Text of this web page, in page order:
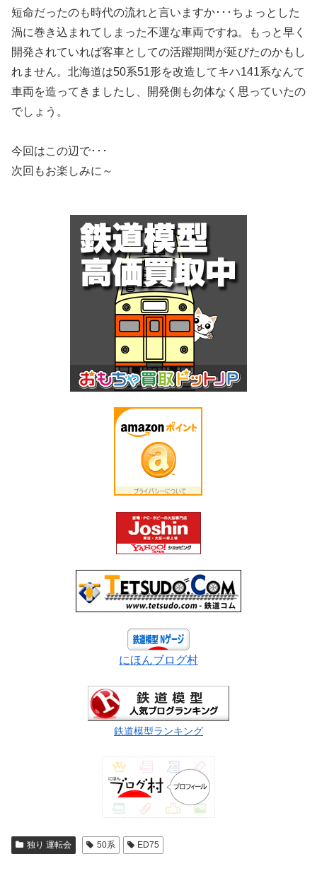
短命だったのも時代の流れと言いますか･･･ちょっとした
渦に巻き込まれてしまった不運な車両ですね。もっと早く
開発されていれば客車としての活躍期間が延びたのかもし
れません。北海道は50系51形を改造してキハ141系なんて
車両を造ってきましたし、開発側も勿体なく思っていたの
でしょう。
今回はこの辺で･･･
次回もお楽しみに～
にほんブログ村
鉄道模型ランキング
独り 運転会 50系 ED75